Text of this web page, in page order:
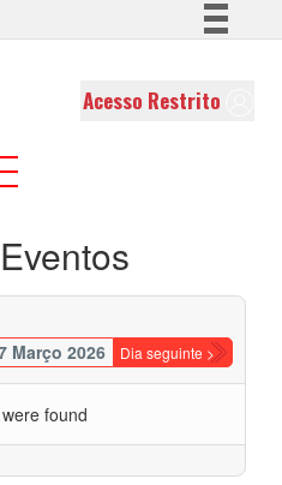
Comunica BR
Acesso Restrito
Março 2026 Dia seguinte >
found